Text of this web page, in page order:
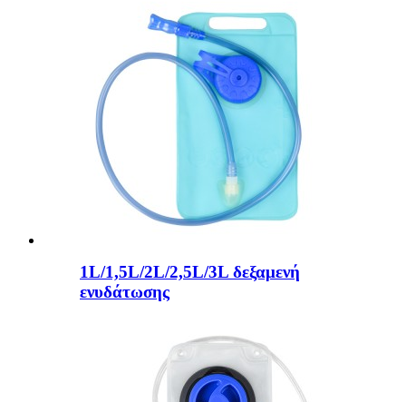
1L/1,5L/2L/2,5L/3L δεξαμενή
ενυδάτωσης